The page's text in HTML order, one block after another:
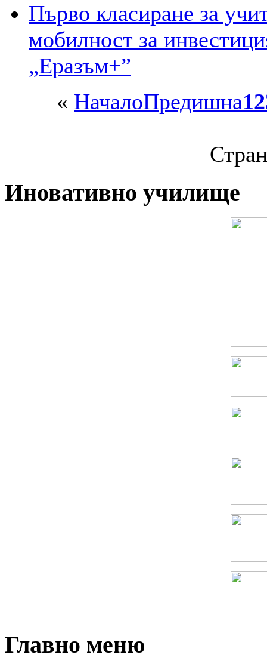
Първо класиране за
мобилност за
„Еразъм+”
« НачалоПредишна12
Иновативно училище
Главно меню